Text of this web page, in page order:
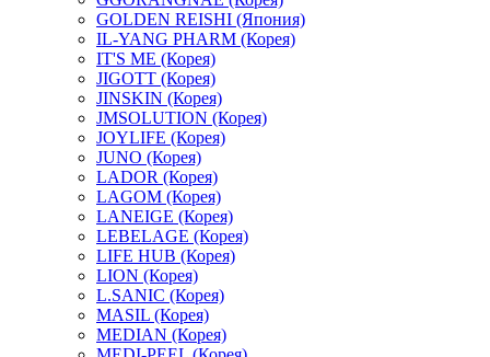
GOLDEN REISHI (Япония)
IL-YANG PHARM (Корея)
IT'S ME (Корея)
JIGOTT (Корея)
JINSKIN (Корея)
JMSOLUTION (Корея)
JOYLIFE (Корея)
JUNO (Корея)
LADOR (Корея)
LAGOM (Корея)
LANEIGE (Корея)
LEBELAGE (Корея)
LIFE HUB (Корея)
LION (Корея)
L.SANIC (Корея)
MASIL (Корея)
MEDIAN (Корея)